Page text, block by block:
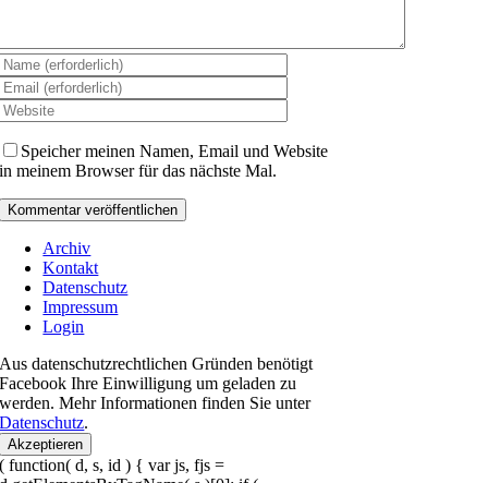
Speicher meinen Namen, Email und Website
in meinem Browser für das nächste Mal.
Archiv
Kontakt
Datenschutz
Impressum
Login
Aus datenschutzrechtlichen Gründen benötigt
Facebook Ihre Einwilligung um geladen zu
werden. Mehr Informationen finden Sie unter
Datenschutz.
Akzeptieren
( function( d, s, id ) { var js, fjs =